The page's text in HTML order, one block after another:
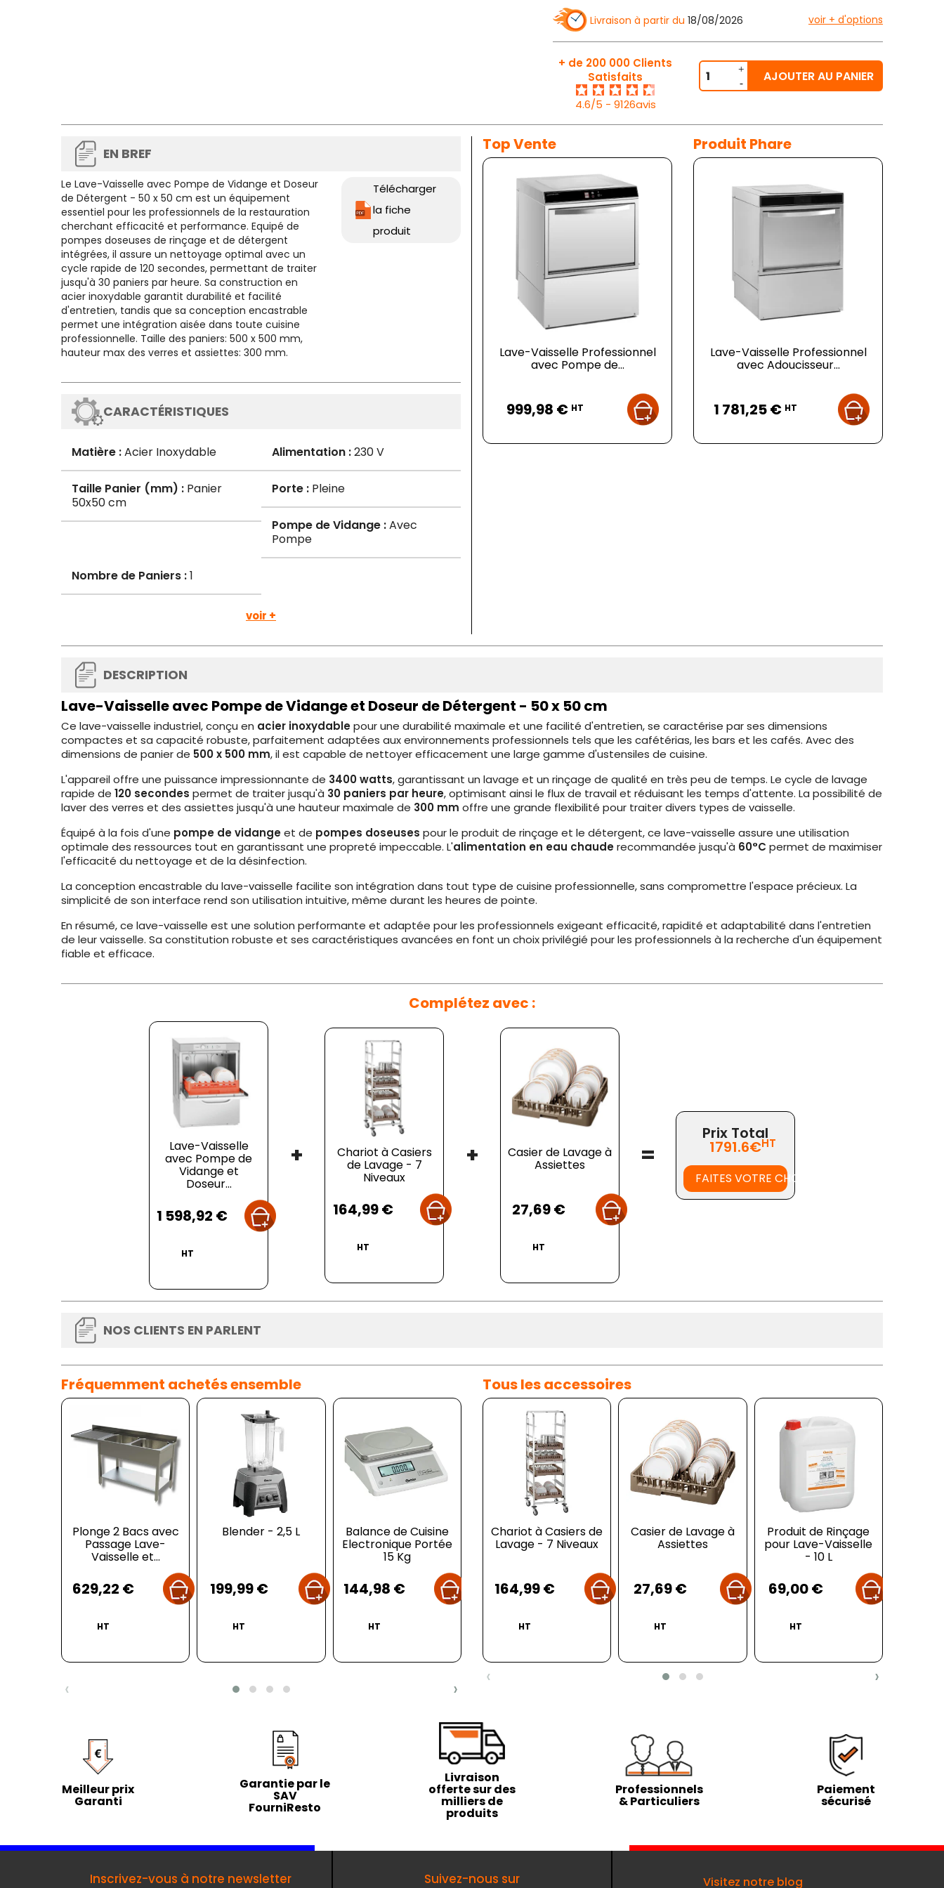
Livraison à partir du 18/08/2026 voir + d'options
+ de 200 000 Clients
Satisfaits
4.6/5 - 9126avis
AJOUTER AU PANIER
EN BREF
Le Lave-Vaisselle avec Pompe de Vidange et Doseur
de Détergent - 50 x 50 cm est un équipement
essentiel pour les professionnels de la restauration
cherchant efficacité et performance. Equipé de
pompes doseuses de rinçage et de détergent
intégrées, il assure un nettoyage optimal avec un
cycle rapide de 120 secondes, permettant de traiter
jusqu'à 30 paniers par heure. Sa construction en
acier inoxydable garantit durabilité et facilité
d'entretien, tandis que sa conception encastrable
permet une intégration aisée dans toute cuisine
professionnelle. Taille des paniers: 500 x 500 mm,
hauteur max des verres et assiettes: 300 mm.
Télécharger
la fiche
produit
CARACTÉRISTIQUES
Matière :Acier Inoxydable Alimentation :230 V
Taille Panier (mm) : Panier
50x50 cm
Porte :Pleine
Pompe de Vidange :Avec
Pompe
Nombre de Paniers :1
voir +
Top Vente
Lave-Vaisselle Professionnel
avec Pompe de...
999,98 € HT
Produit Phare
Lave-Vaisselle Professionnel
avec Adoucisseur...
1 781,25 € HT
DESCRIPTION
Lave-Vaisselle avec Pompe de Vidange et Doseur de Détergent - 50 x 50 cm
Ce lave-vaisselle industriel, conçu en acier inoxydablepour une durabilité maximale et une facilité d'entretien, se caractérise par ses dimensions
compactes et sa capacité robuste, parfaitement adaptées aux environnements professionnels tels que les cafétérias, les bars et les cafés. Avec des
dimensions de panier de 500 x 500 mm, il est capable de nettoyer efficacement une large gamme d'ustensiles de cuisine.
L'appareil offre une puissance impressionnante de 3400 watts, garantissant un lavage et un rinçage de qualité en très peu de temps. Le cycle de lavage
rapide de 120 secondes permet de traiter jusqu'à 30 paniers par heure, optimisant ainsi le flux de travail et réduisant les temps d'attente. La possibilité de
laver des verres et des assiettes jusqu'à une hauteur maximale de 300 mm offre une grande flexibilité pour traiter divers types de vaisselle.
Équipé à la fois d'une pompe de vidangeet de pompes doseuses pour le produit de rinçage et le détergent, ce lave-vaisselle assure une utilisation
optimale des ressources tout en garantissant une propreté impeccable. L'alimentation en eau chauderecommandée jusqu'à 60°C permet de maximiser
l'efficacité du nettoyage et de la désinfection.
La conception encastrable du lave-vaisselle facilite son intégration dans tout type de cuisine professionnelle, sans compromettre l'espace précieux. La
simplicité de son interface rend son utilisation intuitive, même durant les heures de pointe.
En résumé, ce lave-vaisselle est une solution performante et adaptée pour les professionnels exigeant efficacité, rapidité et adaptabilité dans l'entretien
de leur vaisselle. Sa constitution robuste et ses caractéristiques avancées en font un choix privilégié pour les professionnels à la recherche d'un équipement
fiable et efficace.
Complétez avec :
Lave-Vaisselle
avec Pompe de
Vidange et
Doseur...
1 598,92 €
HT
+ Chariot à Casiers
de Lavage - 7
Niveaux
164,99 €
HT
+ Casier de Lavage à
Assiettes
27,69 €
HT
=
Prix Total
1791.6€HT
FAITES VOTRE CHOIX
NOS CLIENTS EN PARLENT
Fréquemment achetés ensemble
Plonge 2 Bacs avec
Passage Lave-
Vaisselle et...
629,22 €
HT
Blender - 2,5 L
199,99 €
HT
Balance de Cuisine
Electronique Portée
15 Kg
144,98 €
HT
Pileur à Glaçons
Electrique 12 Kg/h
65,99 €
Douchette Vaisselle
avec Mitigeur et Col
172,95 €
Four Mixte
Professionnel
Manuel - 6 Niveaux
Prix
2 092,26 €
‹ ›
Tous les accessoires
Chariot à Casiers de
Lavage - 7 Niveaux
164,99 €
HT
Casier de Lavage à
Assiettes
27,69 €
HT
Produit de Rinçage
pour Lave-Vaisselle
- 10 L
69,00 €
HT
‹ ›
Meilleur prix
Garanti
Garantie par le
SAV
FourniResto
Livraison
offerte sur des
milliers de
produits
Professionnels
& Particuliers
Paiement
sécurisé
Inscrivez-vous à notre newsletter Suivez-nous sur Visitez notre blog